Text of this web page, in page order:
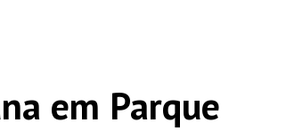
em Parque